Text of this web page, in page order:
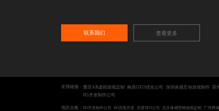
联系我们 查看更多
友情链接： 重庆AR虚拟游戏定制 南昌GEO优化公司 深圳体感互动游戏制作 苏
H5开发制作公司
地区合集： H5开发制作公司 H5页面开发 百度SEO公司 北京体感营销游戏定制 广州商